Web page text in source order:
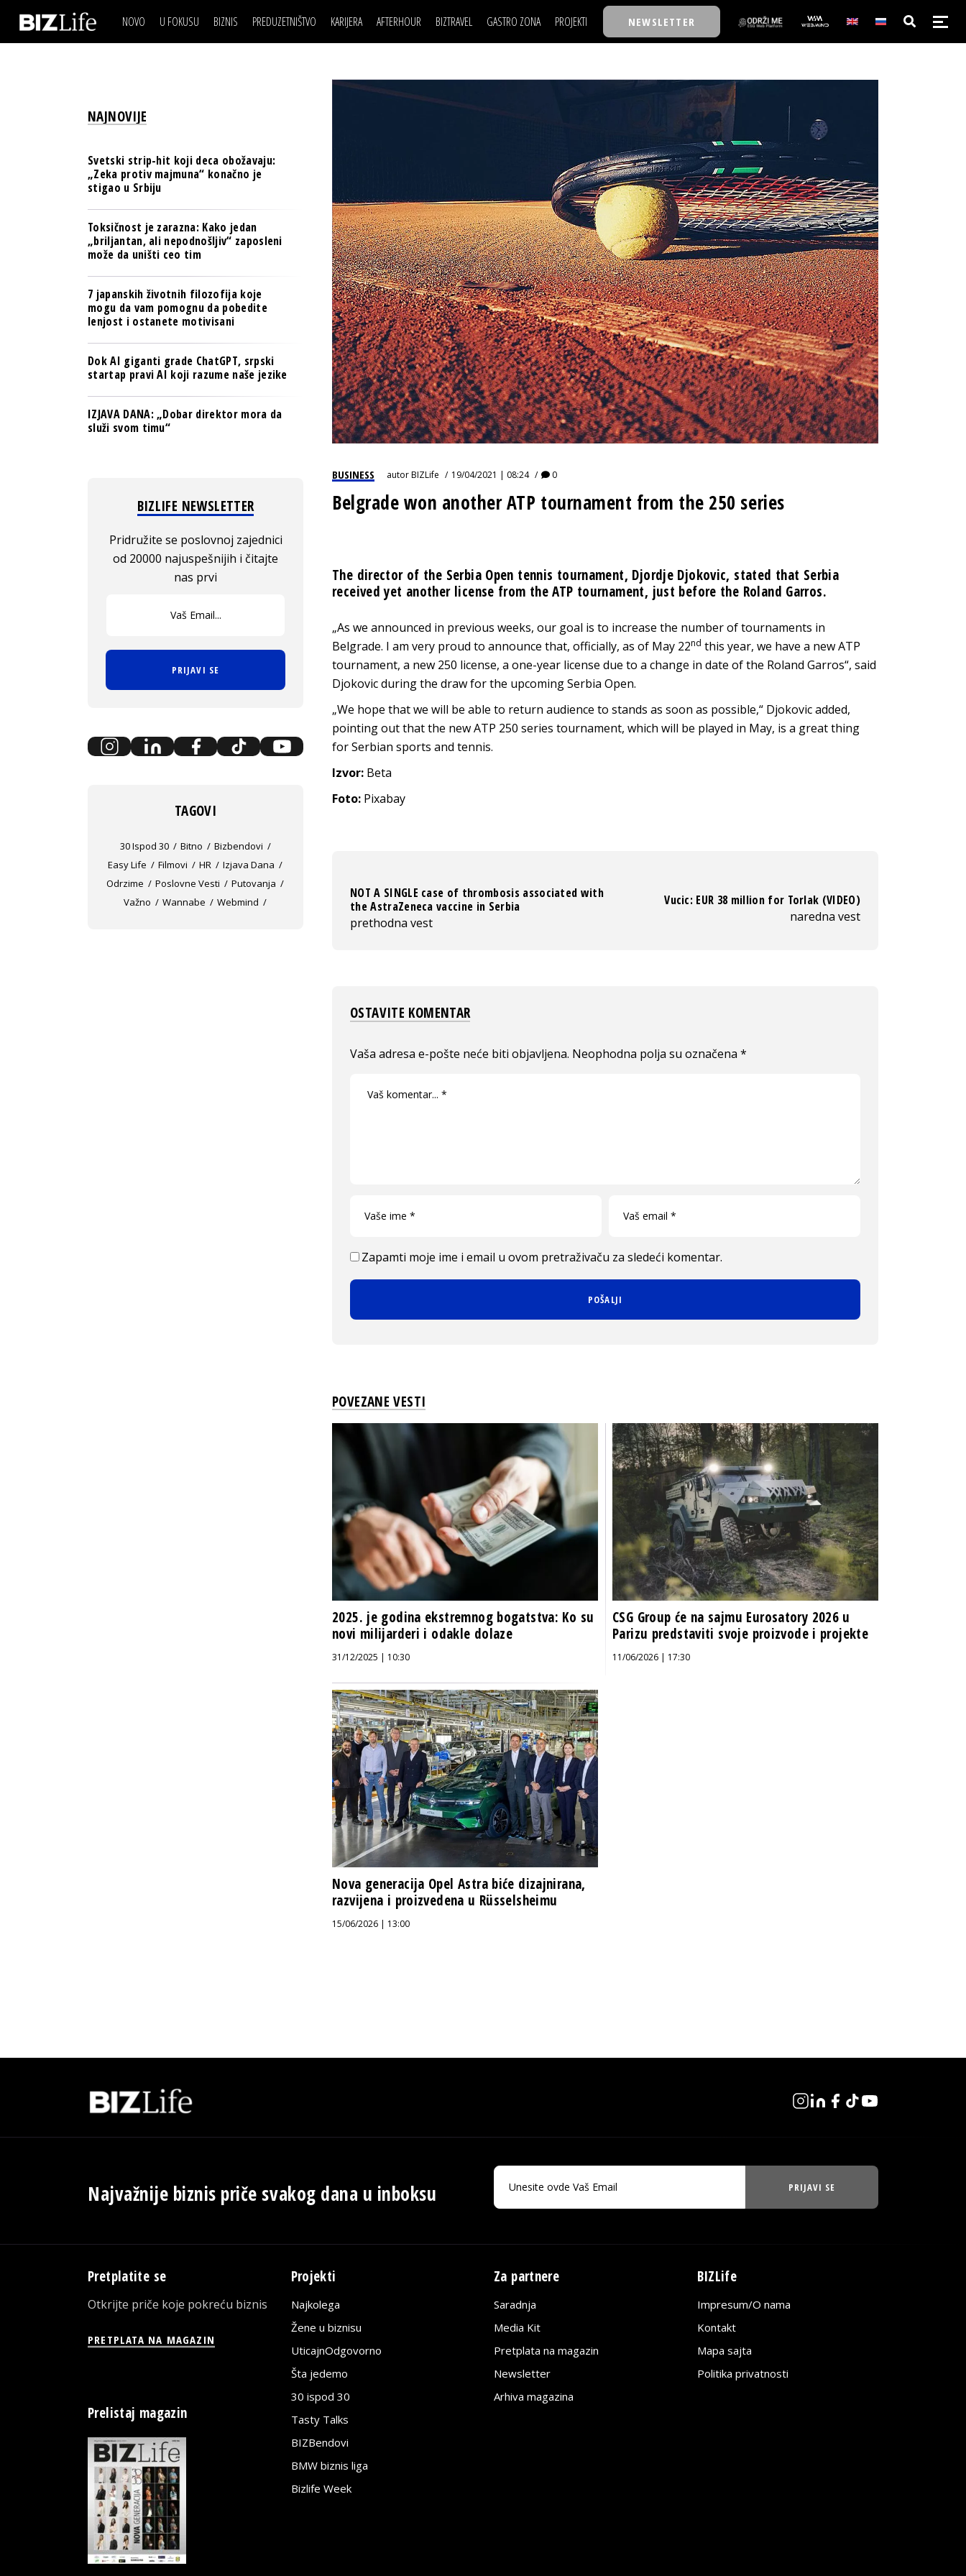
NOVO U FOKUSU BIZNIS
BANKE
TECH I AI
BIZNIS & SPORT
PULS REGIONA
NOVO NA RAFU
PREDUZETNIŠTVO KARIJERA
LJUDI (HR)
AFTERHOUR
KNJIGE
BIZTRAVEL GASTRO ZONA PROJEKTI
BACK TO OFFICE/SCHOOL
BIZBENDOVI
BIZKOLEGIJUM
BMW BIZNIS LIGA
BIZLIFE WEEK
IZJAVA GODINE
NEWSLETTER
IZJAVA DANABIZNIS SCENA
BREND I KOMUNIKACIJE
OSIGURANJE
TECH I AI
PULS REGIONA
POSAO
MOJ UGAO
USAVRŠAVANJE
FILM I SCENA
AUTO SVET
STIL
NAJKOLEGA
30 ISPOD 30
BIZKOLEGIJUM
BMW BIZNIS LIGA
BIZLIFE WEEK
IZJAVA GODINE
BUSINESS autorBIZLife 19/04/2021 | 08:24 0
Belgrade won another ATP tournament from the 250 series
The director of the Serbia Open tennis tournament, Djordje Djokovic, stated that Serbia
received yet another license from the ATP tournament, just before the Roland Garros.
„As we announced in previous weeks, our goal is to increase the number of tournaments in
Belgrade. I am very proud to announce that, officially, as of May 22nd this year, we have a new ATP
tournament, a new 250 license, a one-year license due to a change in date of the Roland Garros“, said
Djokovic during the draw for the upcoming Serbia Open.
„We hope that we will be able to return audience to stands as soon as possible,“ Djokovic added,
pointing out that the new ATP 250 series tournament, which will be played in May, is a great thing
for Serbian sports and tennis.
Izvor: Beta
Foto: Pixabay
NOT A SINGLE case of thrombosis associated with
the AstraZeneca vaccine in Serbia
prethodna vest
Vucic: EUR 38 million for Torlak (VIDEO)
naredna vest
OSTAVITE KOMENTAR
Vaša adresa e-pošte neće biti objavljena. Neophodna polja su označena *
Zapamti moje ime i email u ovom pretraživaču za sledeći komentar.
POVEZANE VESTI
2025. je godina ekstremnog bogatstva: Ko su
novi milijarderi i odakle dolaze
31/12/2025 | 10:30
CSG Group će na sajmu Eurosatory 2026 u
Parizu predstaviti svoje proizvode i projekte
11/06/2026 | 17:30
Nova generacija Opel Astra biće dizajnirana,
razvijena i proizvedena u Rüsselsheimu
15/06/2026 | 13:00
NAJNOVIJE
Svetski strip-hit koji deca obožavaju:
„Zeka protiv majmuna“ konačno je
stigao u Srbiju
Toksičnost je zarazna: Kako jedan
„briljantan, ali nepodnošljiv“ zaposleni
može da uništi ceo tim
7 japanskih životnih filozofija koje
mogu da vam pomognu da pobedite
lenjost i ostanete motivisani
Dok AI giganti grade ChatGPT, srpski
startap pravi AI koji razume naše jezike
IZJAVA DANA: „Dobar direktor mora da
služi svom timu“
BIZLIFE NEWSLETTER
Pridružite se poslovnoj zajednici
od 20000 najuspešnijih i čitajte
nas prvi
PRIJAVI SE
TAGOVI
30 Ispod 30 Bitno
Bizbendovi
Easy Life
Filmovi HR
Izjava Dana
Odrzime
Poslovne Vesti
Putovanja
Važno
Wannabe Webmind
Najvažnije biznis priče svakog dana u inboksu PRIJAVI SE
Pretplatite se
Otkrijte priče koje pokreću biznis
PRETPLATA NA MAGAZIN
Prelistaj magazin
Projekti
Najkolega
Žene u biznisu
UticajnOdgovorno
Šta jedemo
30 ispod 30
Tasty Talks
BIZBendovi
BMW biznis liga
Bizlife Week
Za partnere
Saradnja
Media Kit
Pretplata na magazin
Newsletter
Arhiva magazina
BIZLife
Impresum/O nama
Kontakt
Mapa sajta
Politika privatnosti